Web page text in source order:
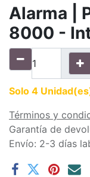
Alarma |
8000 -
Solo 4
Términos y
Garantía de
Envío: 2-3 días